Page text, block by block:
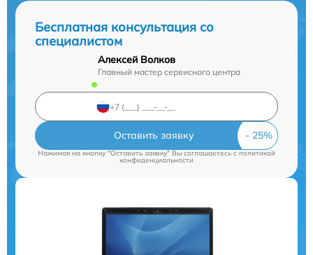
Бесплатная консультация со
специалистом
Алексей Волков
Главный мастер сервисного центра
Оставить заявку
Нажимая на кнопку "Оставить заявку" Вы соглашаетесь c политикой
конфиденциальности